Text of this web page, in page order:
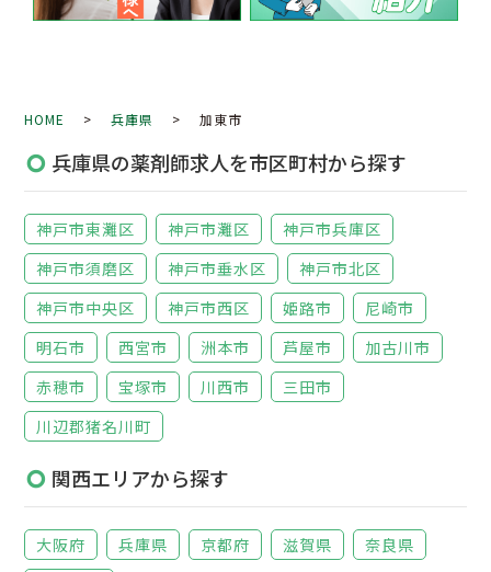
HOME >兵庫県 > 加東市
兵庫県の薬剤師求人を市区町村から探す
神戸市東灘区 神戸市灘区
神戸市兵庫区
神戸市須磨区
神戸市垂水区
神戸市北区
神戸市中央区
神戸市西区 姫路市
尼崎市
明石市
西宮市 洲本市 芦屋市
加古川市
赤穂市
宝塚市 川西市
三田市
川辺郡猪名川町
関西エリアから探す
大阪府 兵庫県 京都府 滋賀県 奈良県